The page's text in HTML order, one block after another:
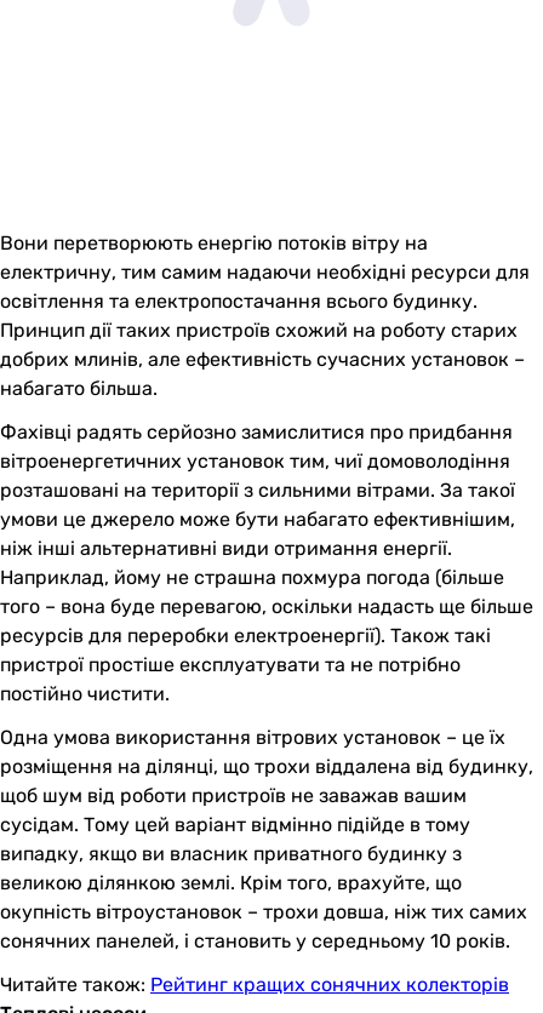
Вони перетворюють енергію потоків вітру на
електричну, тим самим надаючи необхідні ресурси для
освітлення та електропостачання всього будинку.
Принцип дії таких пристроїв схожий на роботу старих
добрих млинів, але ефективність сучасних установок –
набагато більша.
Фахівці радять серйозно замислитися про придбання
вітроенергетичних установок тим, чиї домоволодіння
розташовані на території з сильними вітрами. За такої
умови це джерело може бути набагато ефективнішим,
ніж інші альтернативні види отримання енергії.
Наприклад, йому не страшна похмура погода (більше
того – вона буде перевагою, оскільки надасть ще більше
ресурсів для переробки електроенергії). Також такі
пристрої простіше експлуатувати та не потрібно
постійно чистити.
Одна умова використання вітрових установок – це їх
розміщення на ділянці, що трохи віддалена від будинку,
щоб шум від роботи пристроїв не заважав вашим
сусідам. Тому цей варіант відмінно підійде в тому
випадку, якщо ви власник приватного будинку з
великою ділянкою землі. Крім того, врахуйте, що
окупність вітроустановок – трохи довша, ніж тих самих
сонячних панелей, і становить у середньому 10 років.
Читайте також: Рейтинг кращих сонячних колекторів